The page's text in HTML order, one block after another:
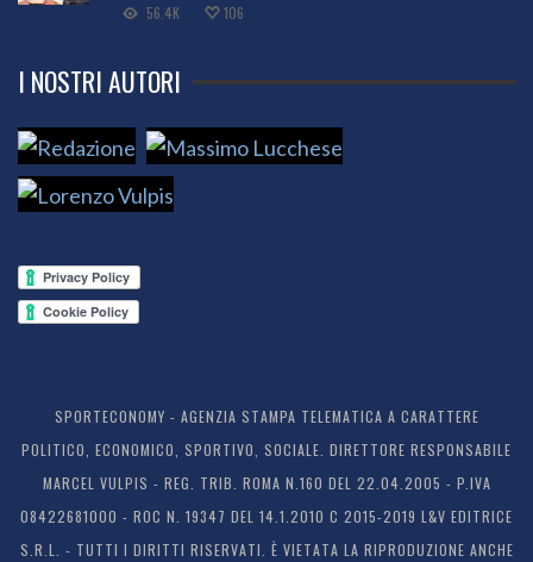
56.4K 106
I NOSTRI AUTORI
SPORTECONOMY - AGENZIA STAMPA TELEMATICA A CARATTERE
POLITICO, ECONOMICO, SPORTIVO, SOCIALE. DIRETTORE RESPONSABILE
MARCEL VULPIS - REG. TRIB. ROMA N.160 DEL 22.04.2005 - P.IVA
08422681000 - ROC N. 19347 DEL 14.1.2010 C 2015-2019 L&V EDITRICE
S.R.L. - TUTTI I DIRITTI RISERVATI. È VIETATA LA RIPRODUZIONE ANCHE